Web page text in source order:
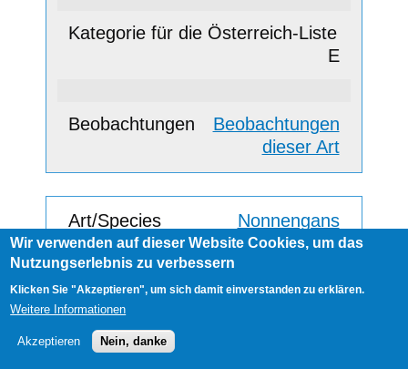
E
Beobachtungen
dieser Art
Nonnengans
Wir verwenden auf dieser Website Cookies, um das
Nutzungserlebnis zu verbessern
Klicken Sie "Akzeptieren", um sich damit einverstanden zu erklären.
Weitere Informationen
Akzeptieren Nein, danke